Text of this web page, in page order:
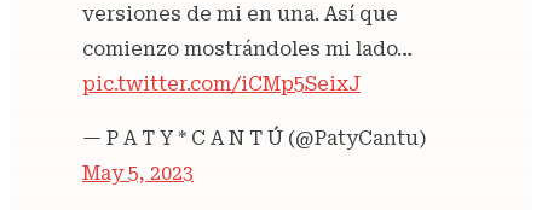
versiones de mi en una. Así que
comienzo mostrándoles mi lado…
pic.twitter.com/iCMp5SeixJ
— P A T Y * C A N T Ú (@PatyCantu)
May 5, 2023